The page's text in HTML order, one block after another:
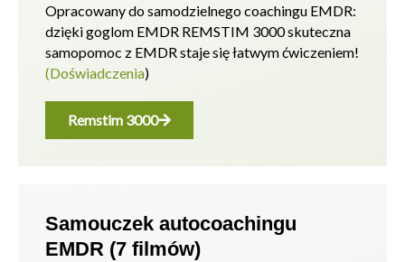
Opracowany do samodzielnego coachingu EMDR:
dzięki goglom EMDR REMSTIM 3000 skuteczna
samopomoc z EMDR staje się łatwym ćwiczeniem!
(Doświadczenia)
Remstim 3000
Samouczek autocoachingu
EMDR (7 filmów)